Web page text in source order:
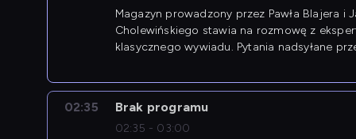
Magazyn prowadzony przez Pawła Blajera i
Cholewińskiego stawia na rozmowę z
klasycznego wywiadu. Pytania nadsyłane
02:35 Brak programu
02:35 - 03:00